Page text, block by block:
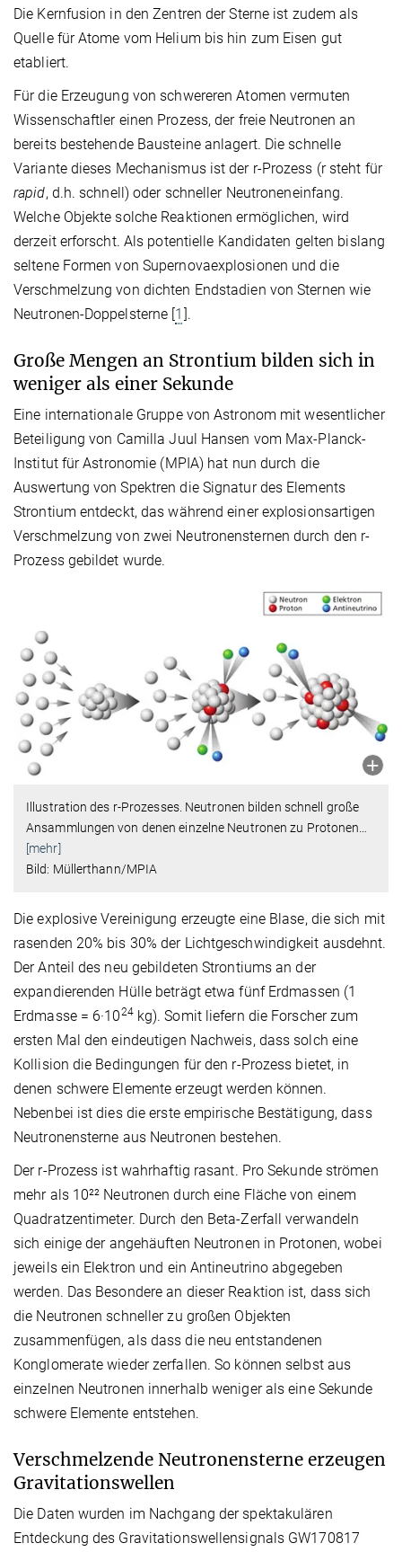
Die Kernfusion in den Zentren der Sterne ist zudem als
Quelle für Atome vom Helium bis hin zum Eisen gut
etabliert.
Für die Erzeugung von schwereren Atomen vermuten
Wissenschaftler einen Prozess, der freie Neutronen an
bereits bestehende Bausteine anlagert. Die schnelle
Variante dieses Mechanismus ist der r-Prozess (r steht für
rapid, d.h. schnell) oder schneller Neutroneneinfang.
Welche Objekte solche Reaktionen ermöglichen, wird
derzeit erforscht. Als potentielle Kandidaten gelten bislang
seltene Formen von Supernovaexplosionen und die
Verschmelzung von dichten Endstadien von Sternen wie
Neutronen-Doppelsterne [1 ].
Große Mengen an Strontium bilden sich in
weniger als einer Sekunde
Eine internationale Gruppe von Astronom mit wesentlicher
Beteiligung von Camilla Juul Hansen vom Max-Planck-
Institut für Astronomie (MPIA) hat nun durch die
Auswertung von Spektren die Signatur des Elements
Strontium entdeckt, das während einer explosionsartigen
Verschmelzung von zwei Neutronensternen durch den r-
Prozess gebildet wurde.
Illustration des r-Prozesses. Neutronen bilden schnell große
Ansammlungen von denen einzelne Neutronen zu Protonen
[mehr]
Bild: Müllerthann/MPIA
Die explosive Vereinigung erzeugte eine Blase, die sich mit
rasenden 20% bis 30% der Lichtgeschwindigkeit ausdehnt.
Der Anteil des neu gebildeten Strontiums an der
expandierenden Hülle beträgt etwa fünf Erdmassen (1
Erdmasse = 6·1024kg). Somit liefern die Forscher zum
ersten Mal den eindeutigen Nachweis, dass solch eine
Kollision die Bedingungen für den r-Prozess bietet, in
denen schwere Elemente erzeugt werden können.
Nebenbei ist dies die erste empirische Bestätigung, dass
Neutronensterne aus Neutronen bestehen.
Der r-Prozess ist wahrhaftig rasant. Pro Sekunde strömen
mehr als 10²² Neutronen durch eine Fläche von einem
Quadratzentimeter. Durch den Beta-Zerfall verwandeln
sich einige der angehäuften Neutronen in Protonen, wobei
jeweils ein Elektron und ein Antineutrino abgegeben
werden. Das Besondere an dieser Reaktion ist, dass sich
die Neutronen schneller zu großen Objekten
zusammenfügen, als dass die neu entstandenen
Konglomerate wieder zerfallen. So können selbst aus
einzelnen Neutronen innerhalb weniger als eine Sekunde
schwere Elemente entstehen.
Verschmelzende Neutronensterne erzeugen
Gravitationswellen
Die Daten wurden im Nachgang der spektakulären
Entdeckung des Gravitationswellensignals GW170817